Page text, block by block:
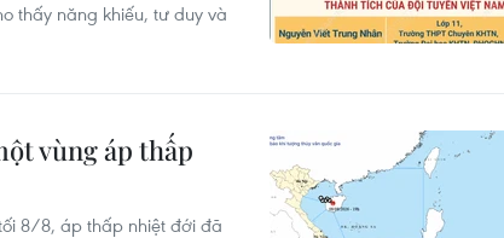
thấy năng khiếu, tư duy và
vùng áp thấp
8/8, áp thấp nhiệt đới đã